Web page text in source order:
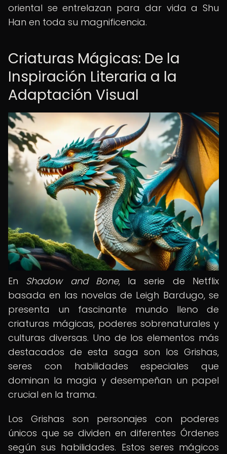
oriental se entrelazan para dar vida a Shu
Han en toda su magnificencia.
Criaturas Mágicas: De la
Inspiración Literaria a la
Adaptación Visual
En Shadow and Bone, la serie de Netflix
basada en las novelas de Leigh Bardugo, se
presenta un fascinante mundo lleno de
criaturas mágicas, poderes sobrenaturales y
culturas diversas. Uno de los elementos más
destacados de esta saga son los Grishas,
seres con habilidades especiales que
dominan la magia y desempeñan un papel
crucial en la trama.
Los Grishas son personajes con poderes
únicos que se dividen en diferentes Órdenes
según sus habilidades. Estos seres mágicos